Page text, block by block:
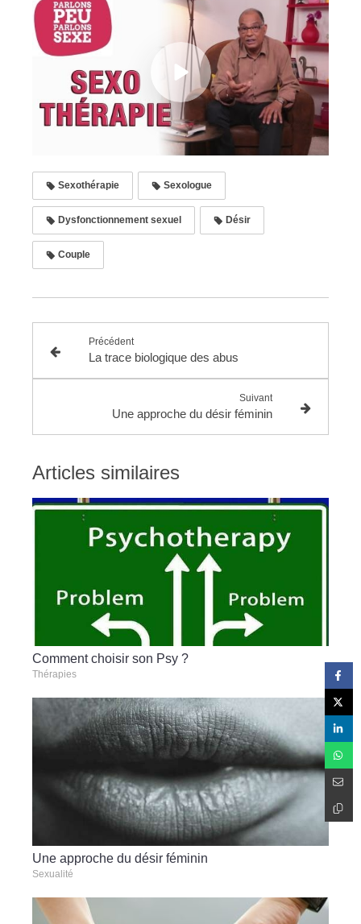
Sexothérapie Sexologue
Dysfonctionnement sexuel Désir
Couple
Précédent
La trace biologique des abus
Suivant
Une approche du désir féminin
Articles similaires
Comment choisir son Psy ?
Thérapies
Une approche du désir féminin
Sexualité